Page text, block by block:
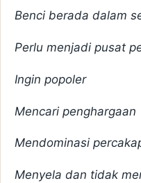
Benci berada dalam
Perlu menjadi pusat
Ingin popoler
Mencari penghargaan
Mendominasi
Menyela dan tidak